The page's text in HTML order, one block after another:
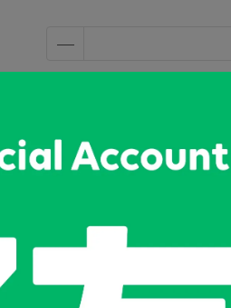
加入最愛 此商品 「 最高